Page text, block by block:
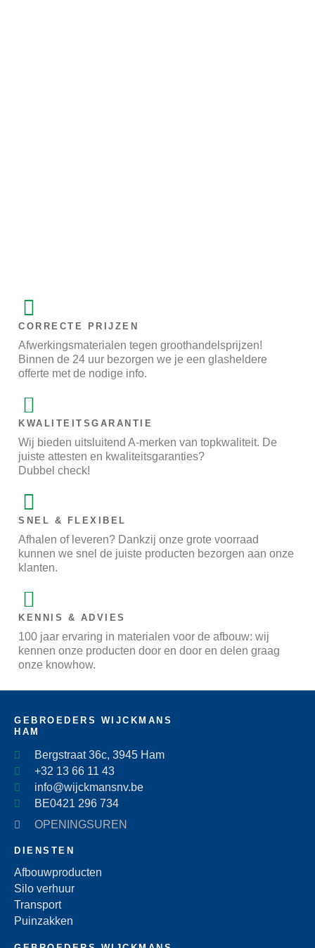
CORRECTE PRIJZEN
Afwerkingsmaterialen tegen groothandelsprijzen!
Binnen de 24 uur bezorgen we je een glasheldere
offerte met de nodige info.
KWALITEITSGARANTIE
Wij bieden uitsluitend A-merken van topkwaliteit. De
juiste attesten en kwaliteitsgaranties?
Dubbel check!
SNEL & FLEXIBEL
Afhalen of leveren? Dankzij onze grote voorraad
kunnen we snel de juiste producten bezorgen aan onze
klanten.
KENNIS & ADVIES
100 jaar ervaring in materialen voor de afbouw: wij
kennen onze producten door en door en delen graag
onze knowhow.
GEBROEDERS WIJCKMANS
HAM
Bergstraat 36c, 3945 Ham
+32 13 66 11 43
info@wijckmansnv.be
BE0421 296 734
OPENINGSUREN
DIENSTEN
Afbouwproducten
Silo verhuur
Transport
Puinzakken